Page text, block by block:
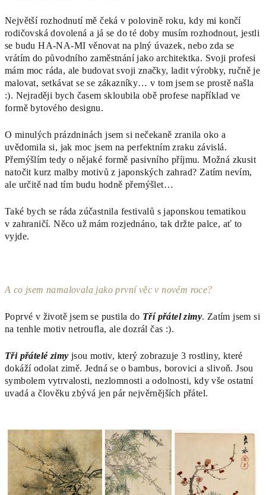
Největší rozhodnutí mě čeká v polovině roku, kdy mi končí
rodičovská dovolená a já se do té doby musím rozhodnout, jestli
se budu HA-NA-MI věnovat na plný úvazek, nebo zda se
vrátím do původního zaměstnání jako architektka. Svoji profesi
mám moc ráda, ale budovat svoji značky, ladit výrobky, ručně je
malovat, setkávat se se zákazníky… v tom jsem se prostě našla
:). Nejraději bych časem skloubila obě profese například ve
formě bytového designu.
O minulých prázdninách jsem si nečekaně zranila oko a
uvědomila si, jak moc jsem na perfektním zraku závislá.
Přemýšlím tedy o nějaké formě pasivního příjmu. Možná zkusit
natočit kurz malby motivů z japonských zahrad? Zatím nevím,
ale určitě nad tím budu hodně přemýšlet…
Také bych se ráda zúčastnila festivalů s japonskou tematikou
v zahraničí. Něco už mám rozjednáno, tak držte palce, ať to
vyjde.
A co jsem namalovala jako první věc v novém roce?
Poprvé v životě jsem se pustila do Tří přátel zimy. Zatím jsem si
na tenhle motiv netroufla, ale dozrál čas :).
Tři přátelé zimy jsou motiv, který zobrazuje 3 rostliny, které
dokáží odolat zimě. Jedná se o bambus, borovici a slivoň. Jsou
symbolem vytrvalosti, nezlomnosti a odolnosti, kdy vše ostatní
uvadá a člověku zbývá jen pár nejvěrnějších přátel.